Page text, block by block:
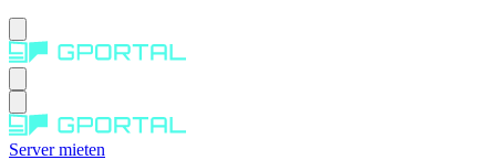
Server mieten